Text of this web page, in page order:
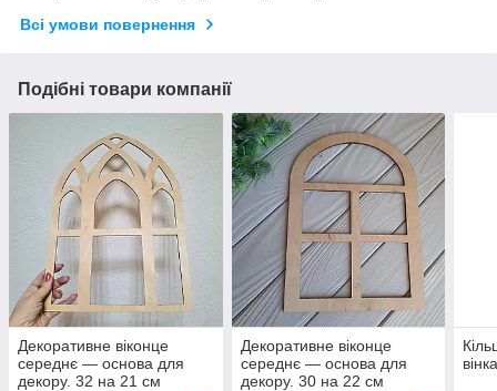
Всі умови повернення
Подібні товари компанії
Декоративне віконце
середнє — основа для
декору. 32 на 21 см
Декоративне віконце
середнє — основа для
декору. 30 на 22 см